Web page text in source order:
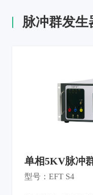
脉冲群发生
单相5KV脉冲
型号：EFT S4